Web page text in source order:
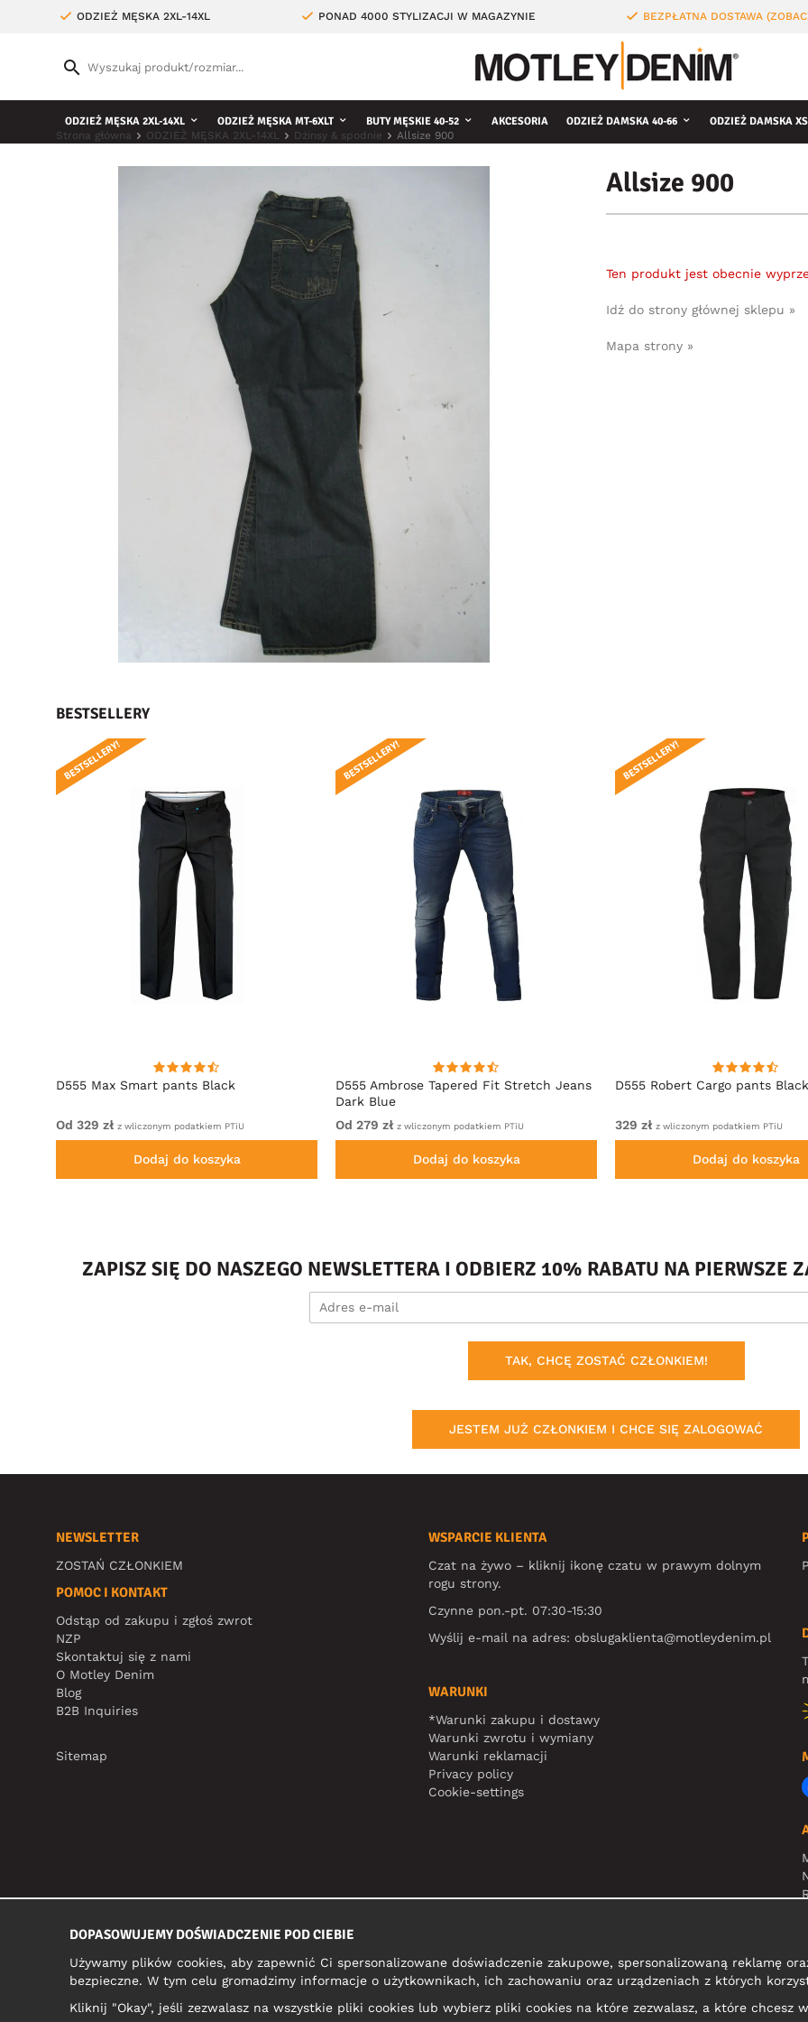
ODZIEŻ MĘSKA 2XL-14XL PONAD 4000 STYLIZACJI W MAGAZYNIE BEZPŁATNA DOSTAWA
ODZIEŻ MĘSKA 2XL-14XL ODZIEŻ MĘSKA MT-6XLT BUTY MĘSKIE 40-52 AKCESORIA ODZIEŻ DAMSKA 40-66 ODZIEŻ DAMSKA
Strona główna ODZIEŻ MĘSKA 2XL-14XL Dżinsy & spodnie Allsize 900
Allsize 900
Ten produkt jest obecnie
Idź do strony głównej sklepu »
Mapa strony »
BESTSELLERY
D555 Max Smart pants Black
BESTSELLERY!
Od 329 zł z wliczonym podatkiem PTiU
Dodaj do koszyka
D555 Ambrose Tapered Fit Stretch Jeans
Dark Blue
BESTSELLERY!
Od 279 zł z wliczonym podatkiem PTiU
Dodaj do koszyka
D555 Robert Cargo pants Black
BESTSELLERY!
329 zł z wliczonym podatkiem PTiU
Dodaj do koszyka
ZAPISZ SIĘ DO NASZEGO NEWSLETTERA I ODBIERZ 10% RABATU NA PIERWSZE
TAK, CHCĘ ZOSTAĆ CZŁONKIEM!
JESTEM JUŻ CZŁONKIEM I CHCE SIĘ ZALOGOWAĆ
NEWSLETTER
ZOSTAŃ CZŁONKIEM
POMOC I KONTAKT
Odstąp od zakupu i zgłoś zwrot
NZP
Skontaktuj się z nami
O Motley Denim
Blog
B2B Inquiries
Sitemap
WSPARCIE KLIENTA
Czat na żywo – kliknij ikonę czatu w prawym dolnym
rogu strony.
Czynne pon.-pt. 07:30-15:30
Wyślij e-mail na adres:obslugaklienta@motleydenim.pl
WARUNKI
*Warunki zakupu i dostawy
Warunki zwrotu i wymiany
Warunki reklamacji
Privacy policy
Cookie-settings
DOPASOWUJEMY DOŚWIADCZENIE POD CIEBIE
Używamy plików cookies, aby zapewnić Ci spersonalizowane doświadczenie zakupowe, spersonalizowaną reklamę
bezpieczne. W tym celu gromadzimy informacje o użytkownikach, ich zachowaniu oraz urządzeniach z których
Kliknij "Okay", jeśli zezwalasz na wszystkie pliki cookies lub wybierz pliki cookies na które zezwalasz, a które chcesz